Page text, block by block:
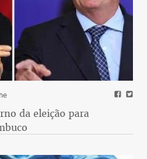
da eleição para